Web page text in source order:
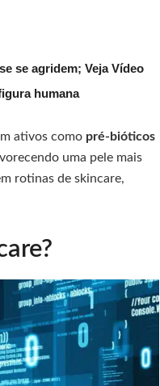
se agridem; Veja Vídeo
humana
ativos como pré-bióticos
uma pele mais
rotinas de skincare,